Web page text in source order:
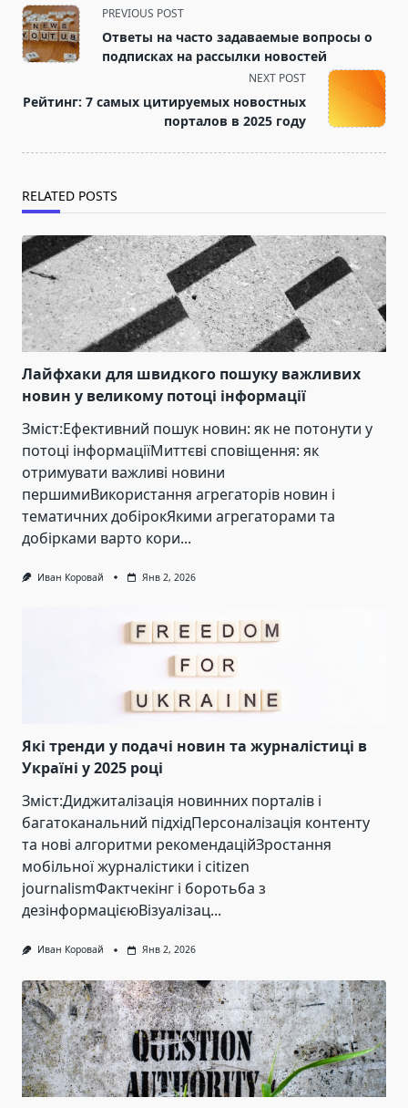
<span
class="nav-
subtitle
reader-
PREVIOUS POST
Ответы на часто задаваемые вопросы о
подписках на рассылки новостей
NEXT POST
Рейтинг: 7 самых цитируемых новостных
порталов в 2025 году
RELATED POSTS
Лайфхаки для швидкого пошуку важливих
новин у великому потоці інформації
Зміст:Ефективний пошук новин: як не потонути у
потоці інформаціїМиттєві сповіщення: як
отримувати важливі новини
першимиВикористання агрегаторів новин і
тематичних добірокЯкими агрегаторами та
добірками варто кори...
Иван Коровай Янв 2, 2026
Які тренди у подачі новин та журналістиці в
Україні у 2025 році
Зміст:Диджиталізація новинних порталів і
багатоканальний підхідПерсоналізація контенту
та нові алгоритми рекомендаційЗростання
мобільної журналістики і citizen
journalismФактчекінг і боротьба з
дезінформацієюВізуалізац...
Иван Коровай Янв 2, 2026